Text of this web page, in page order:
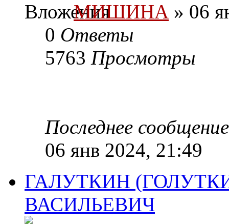
МИШИНА » 06
0 Ответы
5763 Просмотры
Последнее
06 янв 2024, 21:49
ГАЛУТКИН
ВАСИЛЬЕВИЧ